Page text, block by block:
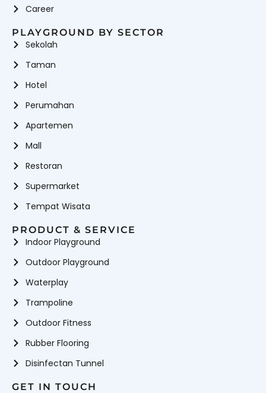
Career
PLAYGROUND BY SECTOR
Sekolah
Taman
Hotel
Perumahan
Apartemen
Mall
Restoran
Supermarket
Tempat Wisata
PRODUCT & SERVICE
Indoor Playground
Outdoor Playground
Waterplay
Trampoline
Outdoor Fitness
Rubber Flooring
Disinfectan Tunnel
GET IN TOUCH